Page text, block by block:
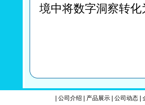
境中将数字洞察转
公司介绍 产品展示| 公司动态|